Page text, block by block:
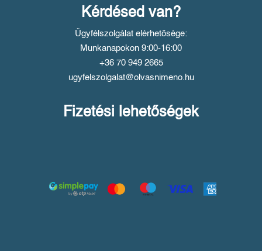
Kérdésed van?
Ügyfélszolgálat elérhetősége:
Munkanapokon 9:00-16:00
+36 70 949 2665
ugyfelszolgalat@olvasnimeno.hu
Fizetési lehetőségek